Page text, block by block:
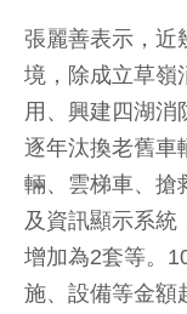
張麗善表示，近
境，除成立草嶺
用、興建四湖消
逐年汰換老舊車
輛、雲梯車、搶
及資訊顯示系統
增加為2套等。
施、設備等金額